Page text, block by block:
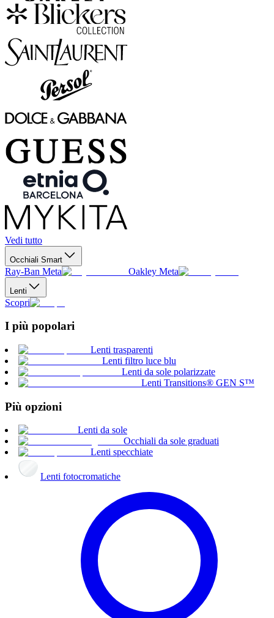
Vedi tutto
Occhiali Smart
Ray-Ban Meta Oakley Meta
Lenti
Scopri
I più popolari
Lenti trasparenti
Lenti filtro luce blu
Lenti da sole polarizzate
Lenti Transitions® GEN S™
Più opzioni
Lenti da sole
Occhiali da sole graduati
Lenti specchiate
Lenti fotocromatiche